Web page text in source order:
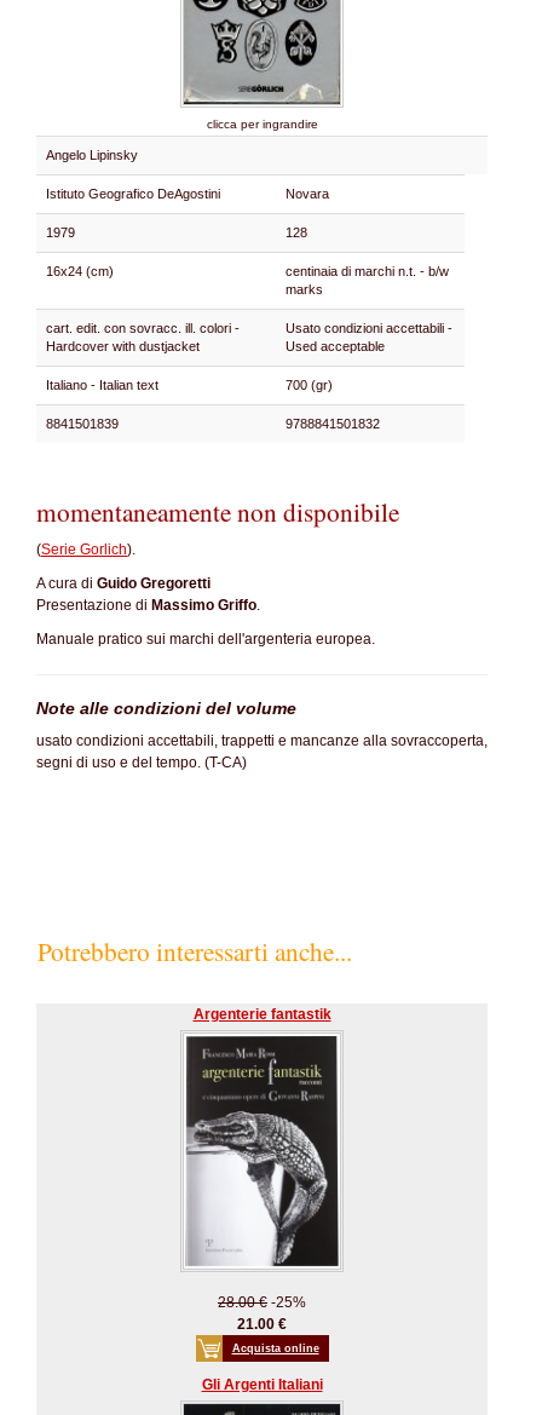
clicca per ingrandire
Angelo Lipinsky
Istituto Geografico DeAgostini Novara
1979 128
16x24 (cm)
centinaia di marchi n.t. - b/w
marks
cart. edit. con sovracc. ill. colori -
Hardcover with dustjacket
Usato condizioni accettabili -
Used acceptable
Italiano - Italian text 700 (gr)
8841501839 9788841501832
momentaneamente non disponibile
(Serie Gorlich).
A cura di Guido Gregoretti
Presentazione di Massimo Griffo.
Manuale pratico sui marchi dell'argenteria europea.
Note alle condizioni del volume
usato condizioni accettabili, trappetti e mancanze alla sovraccoperta,
segni di uso e del tempo. (T-CA)
Potrebbero interessarti anche...
Argenterie fantastik
28.00 € -25%
21.00 €
Acquista online
Gli Argenti Italiani